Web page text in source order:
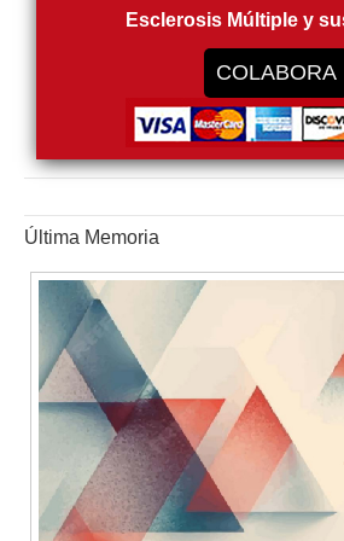
Esclerosis Múltiple y
COLABORA
Última Memoria